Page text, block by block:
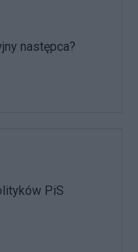
następca?
PiS